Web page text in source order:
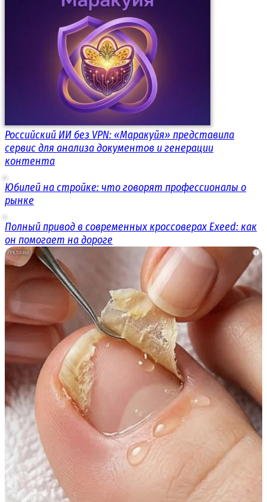
Российский ИИ без VPN: «Маракуйя» представила
сервис для анализа документов и генерации
контента
Юбилей на стройке: что говорят профессионалы о
рынке
Полный привод в современных кроссоверах Exeed: как
он помогает на дороге
i